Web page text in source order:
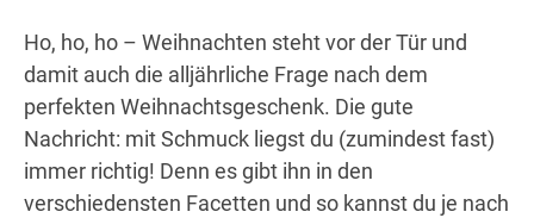
Ho, ho, ho – Weihnachten steht vor der Tür und
damit auch die alljährliche Frage nach dem
perfekten Weihnachtsgeschenk. Die gute
Nachricht: mit Schmuck liegst du (zumindest fast)
immer richtig! Denn es gibt ihn in den
verschiedensten Facetten und so kannst du je nach